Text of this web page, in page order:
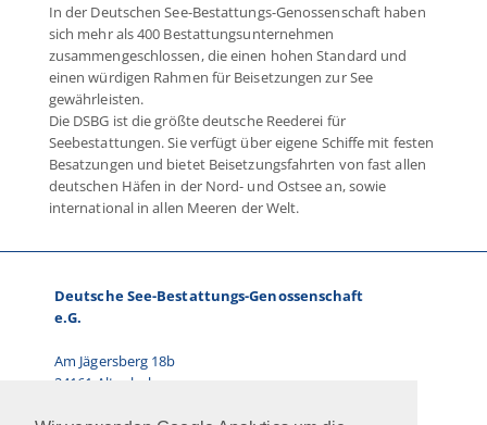
In der Deutschen See-Bestattungs-Genossenschaft haben
sich mehr als 400 Bestattungsunternehmen
zusammengeschlossen, die einen hohen Standard und
einen würdigen Rahmen für Beisetzungen zur See
gewährleisten.
Die DSBG ist die größte deutsche Reederei für
Seebestattungen. Sie verfügt über eigene Schiffe mit festen
Besatzungen und bietet Beisetzungsfahrten von fast allen
deutschen Häfen in der Nord- und Ostsee an, sowie
international in allen Meeren der Welt.
Deutsche See-Bestattungs-Genossenschaft
e.G.
Am Jägersberg 18b
24161 Altenholz